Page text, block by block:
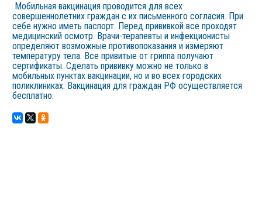
Мобильная вакцинация проводится для всех
совершеннолетних граждан с их письменного согласия. При
себе нужно иметь паспорт. Перед прививкой все проходят
медицинский осмотр. Врачи-терапевты и инфекционисты
определяют возможные противопоказания и измеряют
температуру тела. Все привитые от гриппа получают
сертификаты. Сделать прививку можно не только в
мобильных пунктах вакцинации, но и во всех городских
поликлиниках. Вакцинация для граждан РФ осуществляется
бесплатно.